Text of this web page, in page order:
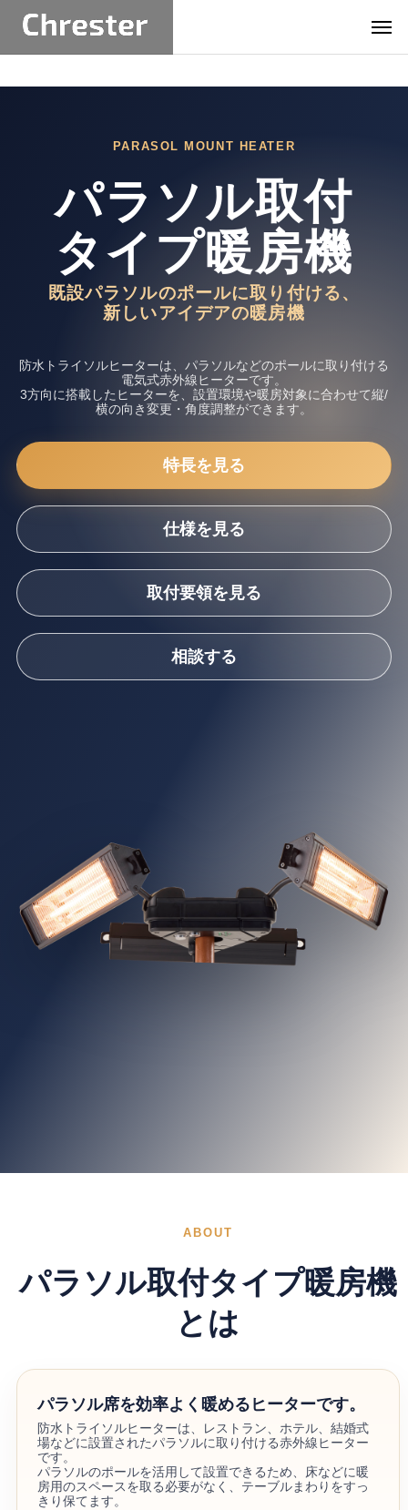
PARASOL MOUNT HEATER
パラソル取付
タイプ暖房機
既設パラソルのポールに取り付ける、
新しいアイデアの暖房機
防水トライソルヒーターは、パラソルなどのポールに取り付ける
電気式赤外線ヒーターです。
3方向に搭載したヒーターを、設置環境や暖房対象に合わせて縦/
横の向き変更・角度調整ができます。
特長を見る
仕様を見る
取付要領を見る
相談する
ABOUT
パラソル取付タイプ暖房機
とは
パラソル席を効率よく暖めるヒーターです。
防水トライソルヒーターは、レストラン、ホテル、結婚式
場などに設置されたパラソルに取り付ける赤外線ヒーター
です。
パラソルのポールを活用して設置できるため、床などに暖
房用のスペースを取る必要がなく、テーブルまわりをすっ
きり保てます。